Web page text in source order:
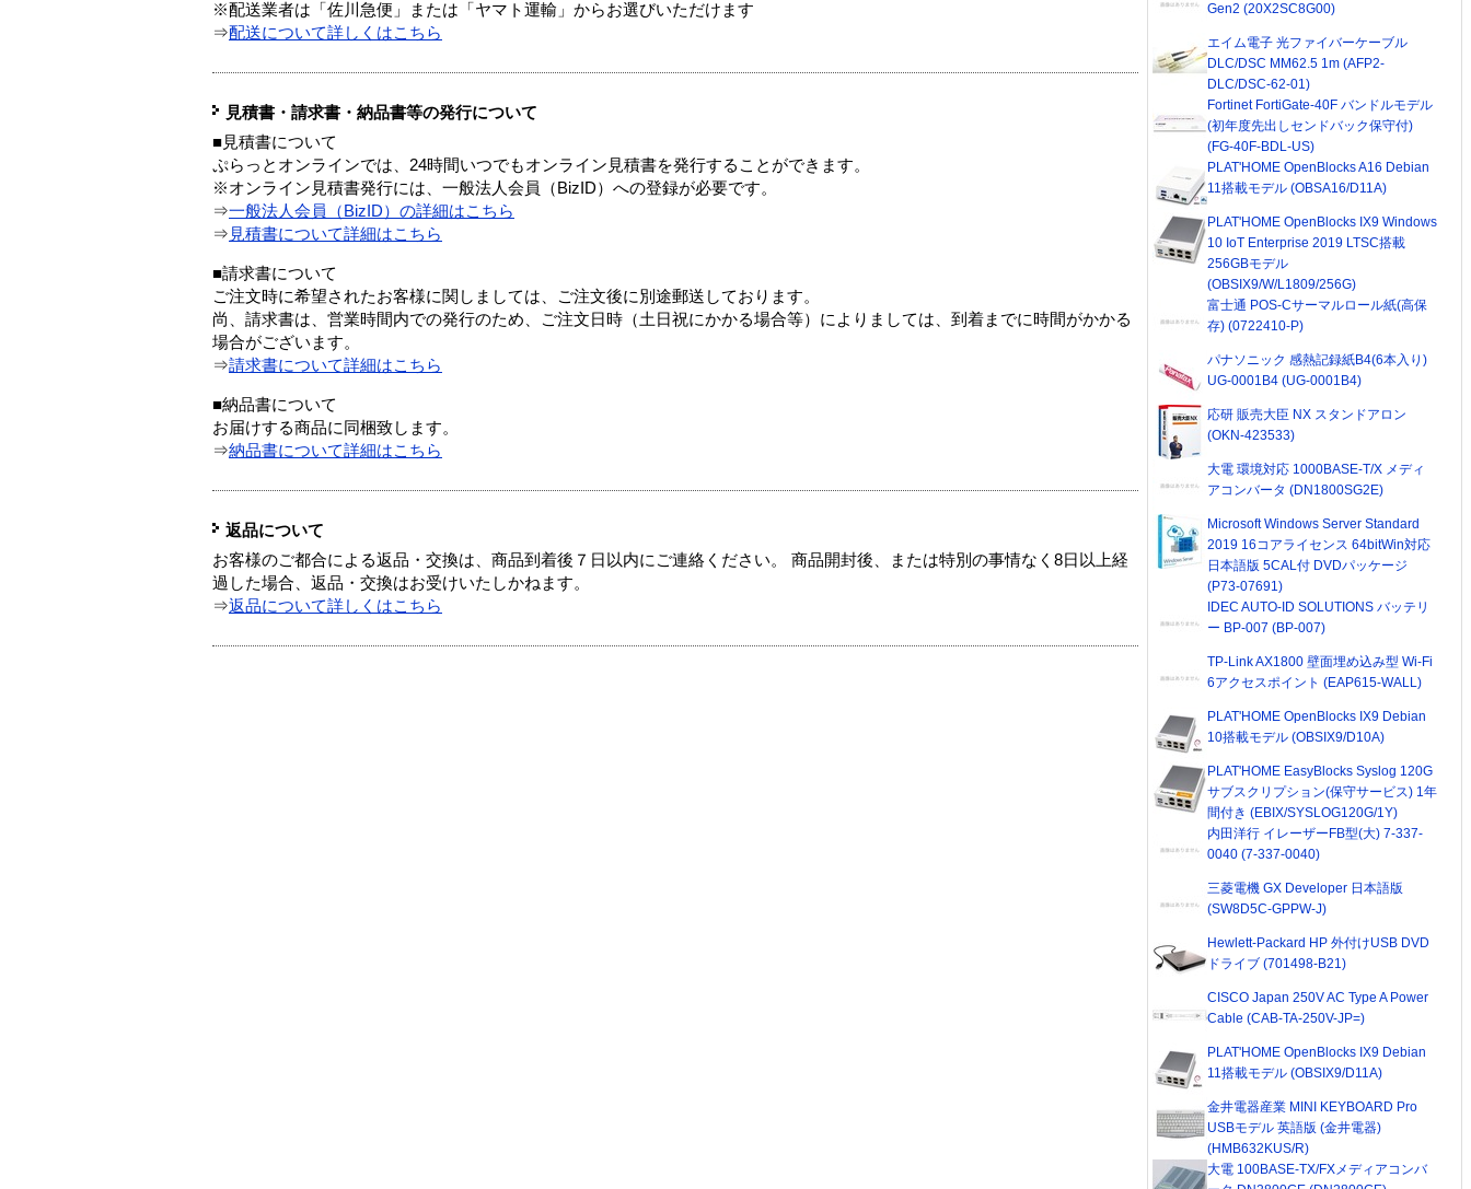
※配送業者は「佐川急便」または「ヤマト運輸」からお選びいただけます
⇒配送について詳しくはこちら
見積書・請求書・納品書等の発行について
■見積書について
ぷらっとオンラインでは、24時間いつでもオンライン見積書を発行することができます。
※オンライン見積書発行には、一般法人会員（BizID）への登録が必要です。
⇒一般法人会員（BizID）の詳細はこちら
⇒ 見積書について詳細はこちら
■請求書について
ご注文時に希望されたお客様に関しましては、ご注文後に別途郵送しております。
尚、請求書は、営業時間内での発行のため、ご注文日時（土日祝にかかる場合等）によりましては、到着までに時間がかかる
場合がございます。
⇒請求書について詳細はこちら
■納品書について
お届けする商品に同梱致します。
⇒納品書について詳細はこちら
返品について
お客様のご都合による返品・交換は、商品到着後７日以内にご連絡ください。 商品開封後、または特別の事情なく8日以上経
過した場合、返品・交換はお受けいたしかねます。
⇒返品について詳しくはこちら
Gen2 (20X2SC8G00)
エイム電子 光ファイバーケーブル
DLC/DSC MM62.5 1m (AFP2-
DLC/DSC-62-01)
Fortinet FortiGate-40F バンドルモデル
(初年度先出しセンドバック保守付)
(FG-40F-BDL-US)
PLAT'HOME OpenBlocks A16 Debian
11搭載モデル (OBSA16/D11A)
PLAT'HOME OpenBlocks IX9 Windows
10 IoT Enterprise 2019 LTSC搭載
256GBモデル
(OBSIX9/W/L1809/256G)
富士通 POS-Cサーマルロール紙(高保
存) (0722410-P)
パナソニック 感熱記録紙B4(6本入り)
UG-0001B4 (UG-0001B4)
応研 販売大臣 NX スタンドアロン
(OKN-423533)
大電 環境対応 1000BASE-T/X メディ
アコンバータ (DN1800SG2E)
Microsoft Windows Server Standard
2019 16コアライセンス 64bitWin対応
日本語版 5CAL付 DVDパッケージ
(P73-07691)
IDEC AUTO-ID SOLUTIONS バッテリ
ー BP-007 (BP-007)
TP-Link AX1800 壁面埋め込み型 Wi-Fi
6アクセスポイント (EAP615-WALL)
PLAT'HOME OpenBlocks IX9 Debian
10搭載モデル (OBSIX9/D10A)
PLAT'HOME EasyBlocks Syslog 120G
サブスクリプション(保守サービス) 1年
間付き (EBIX/SYSLOG120G/1Y)
内田洋行 イレーザーFB型(大) 7-337-
0040 (7-337-0040)
三菱電機 GX Developer 日本語版
(SW8D5C-GPPW-J)
Hewlett-Packard HP 外付けUSB DVD
ドライブ (701498-B21)
CISCO Japan 250V AC Type A Power
Cable (CAB-TA-250V-JP=)
PLAT'HOME OpenBlocks IX9 Debian
11搭載モデル (OBSIX9/D11A)
金井電器産業 MINI KEYBOARD Pro
USBモデル 英語版 (金井電器)
(HMB632KUS/R)
大電 100BASE-TX/FXメディアコンバ